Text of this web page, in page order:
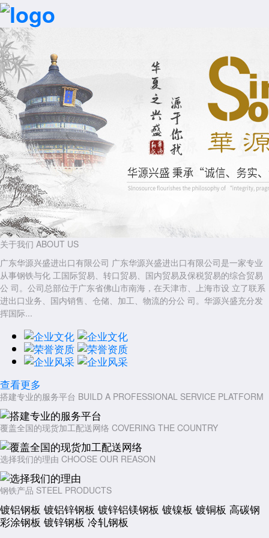
关于我们 ABOUT US
广东华源兴盛进出口有限公司 广东华源兴盛进出口有限公司是一家专业
从事钢铁与化 工国际贸易、转口贸易、国内贸易及保税贸易的综合贸易
公 司。公司总部位于广东省佛山市南海，在天津市、上海市设 立了联系
进出口业务、国内销售、仓储、加工、物流的分公 司。华源兴盛充分发
挥国际...
查看更多
搭建专业的服务平台 BUILD A PROFESSIONAL SERVICE PLATFORM
覆盖全国的现货加工配送网络 COVERING THE COUNTRY
选择我们的理由 CHOOSE OUR REASON
钢铁产品 STEEL PRODUCTS
镀铝钢板 镀铝锌钢板 镀锌铝镁钢板 镀镍板 镀铜板 高碳钢
彩涂钢板 镀锌钢板 冷轧钢板
网站首页